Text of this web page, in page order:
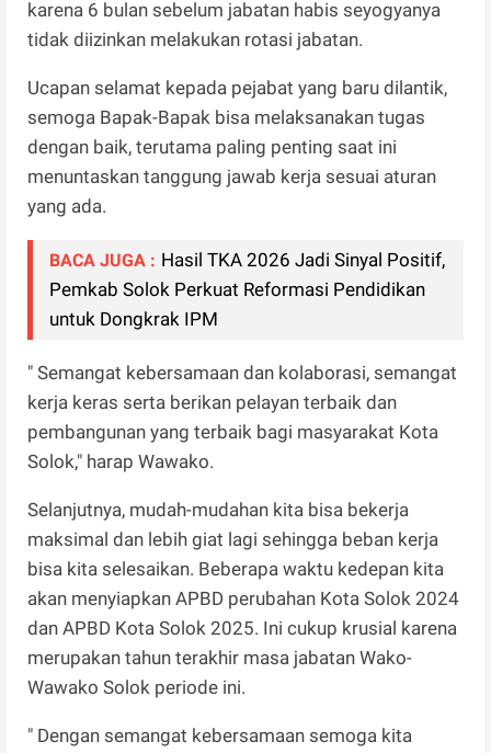
karena 6 bulan sebelum jabatan habis seyogyanya
tidak diizinkan melakukan rotasi jabatan.
Ucapan selamat kepada pejabat yang baru dilantik,
semoga Bapak-Bapak bisa melaksanakan tugas
dengan baik, terutama paling penting saat ini
menuntaskan tanggung jawab kerja sesuai aturan
yang ada.
BACA JUGA : Hasil TKA 2026 Jadi Sinyal Positif,
Pemkab Solok Perkuat Reformasi Pendidikan
untuk Dongkrak IPM
" Semangat kebersamaan dan kolaborasi, semangat
kerja keras serta berikan pelayan terbaik dan
pembangunan yang terbaik bagi masyarakat Kota
Solok," harap Wawako.
Selanjutnya, mudah-mudahan kita bisa bekerja
maksimal dan lebih giat lagi sehingga beban kerja
bisa kita selesaikan. Beberapa waktu kedepan kita
akan menyiapkan APBD perubahan Kota Solok 2024
dan APBD Kota Solok 2025. Ini cukup krusial karena
merupakan tahun terakhir masa jabatan Wako-
Wawako Solok periode ini.
" Dengan semangat kebersamaan semoga kita